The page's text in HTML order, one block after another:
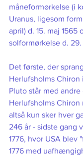
måneformørkelse (i
Uranus, ligesom
april) d. 15. maj 1565
solformørkelse d. 29.
Det første, der
Herlufsholms Chiron
Pluto står med
Herlufsholms
altså kun sker hver
246 år - sidste gang
1776, hvor USA blev
1776 med